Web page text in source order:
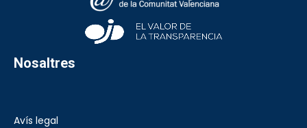
Nosaltres
Avís legal